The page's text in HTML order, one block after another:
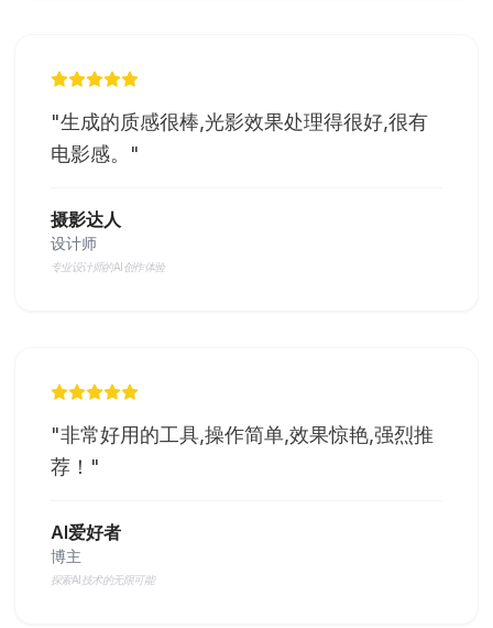
"生成的质感很棒,光影效果处理得很好,很有
电影感。
"
摄影达人
设计师
专业设计师的AI创作体验
"非常好用的工具,操作简单,效果惊艳,强烈推
荐！ "
AI爱好者
博主
探索AI技术的无限可能